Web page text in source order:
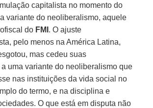
capitalista no momento do
variante do neoliberalismo, aquele
do FMI . O ajuste
pelo menos na América Latina,
mas cedeu suas
uma variante do neoliberalismo que
nas instituições da vida social no
do termo, e na disciplina e
O que está em disputa não